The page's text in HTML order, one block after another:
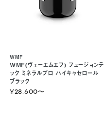
WMF(ヴェーエムエフ) フュージョンテ
ック ミネラルプロ ハイキャセロール
ブラック
WMF
〜
¥28,600